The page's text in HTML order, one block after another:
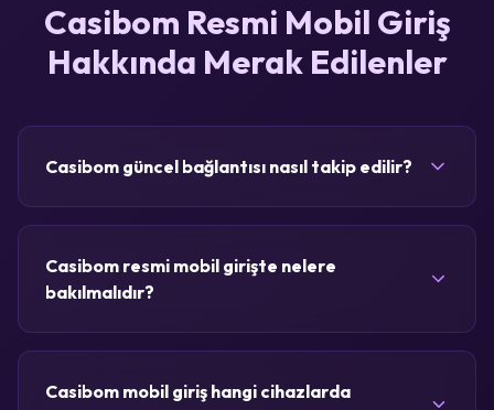
Casibom Resmi Mobil Giriş
Hakkında Merak Edilenler
Casibom güncel bağlantısı nasıl takip edilir?
Casibom resmi mobil girişte nelere
bakılmalıdır?
Casibom mobil giriş hangi cihazlarda